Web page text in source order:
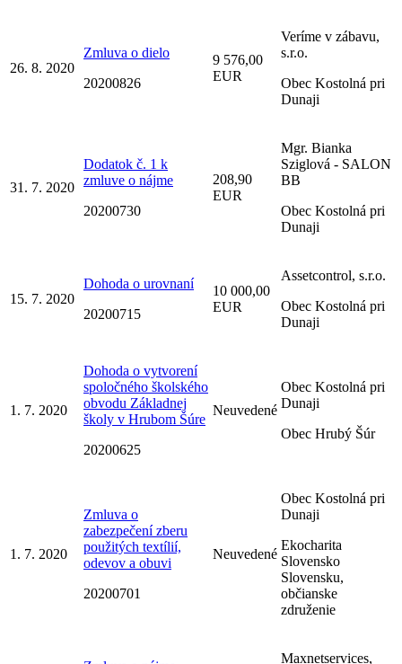
26. 8. 2020
Zmluva o dielo
20200826
9 576,00
EUR
Veríme v zábavu,
s.r.o.
Obec Kostolná pri
Dunaji
31. 7. 2020
Dodatok č. 1 k
zmluve o nájme
20200730
208,90
EUR
Mgr. Bianka
Sziglová - SALON
BB
Obec Kostolná pri
Dunaji
15. 7. 2020
Dohoda o urovnaní
20200715
10 000,00
EUR
Assetcontrol, s.r.o.
Obec Kostolná pri
Dunaji
1. 7. 2020
Dohoda o vytvorení
spoločného školského
obvodu Základnej
školy v Hrubom Šúre
20200625
Neuvedené
Obec Kostolná pri
Dunaji
Obec Hrubý Šúr
1. 7. 2020
Zmluva o
zabezpečení zberu
použitých textílií,
odevov a obuvi
20200701
Neuvedené
Obec Kostolná pri
Dunaji
Ekocharita
Slovensko
Slovensku,
občianske
združenie
Maxnetservices,